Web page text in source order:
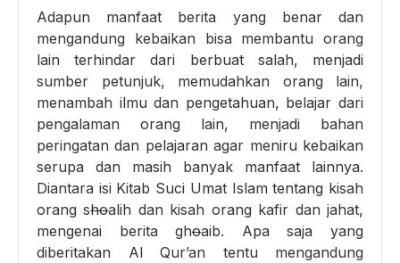
Adapun manfaat berita yang benar dan
mengandung kebaikan bisa membantu orang
lain terhindar dari berbuat salah, menjadi
sumber petunjuk, memudahkan orang lain,
menambah ilmu dan pengetahuan, belajar dari
pengalaman orang lain, menjadi bahan
peringatan dan pelajaran agar meniru kebaikan
serupa dan masih banyak manfaat lainnya.
Diantara isi Kitab Suci Umat Islam tentang kisah
orang shoalih dan kisah orang kafir dan jahat,
mengenai berita ghoaib. Apa saja yang
diberitakan Al Qur’an tentu mengandung